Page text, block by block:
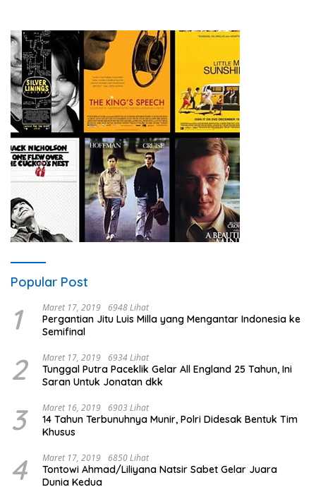
Popular Post
1 Maret 17, 2019 6948 Lihat
Pergantian Jitu Luis Milla yang Mengantar Indonesia ke
Semifinal
2 Maret 17, 2019 6934 Lihat
Tunggal Putra Paceklik Gelar All England 25 Tahun, Ini
Saran Untuk Jonatan dkk
3 Maret 16, 2019 6903 Lihat
14 Tahun Terbunuhnya Munir, Polri Didesak Bentuk Tim
Khusus
4 Maret 17, 2019 6850 Lihat
Tontowi Ahmad/Liliyana Natsir Sabet Gelar Juara
Dunia Kedua